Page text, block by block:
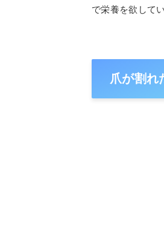
で栄養を欲して
爪が割れ